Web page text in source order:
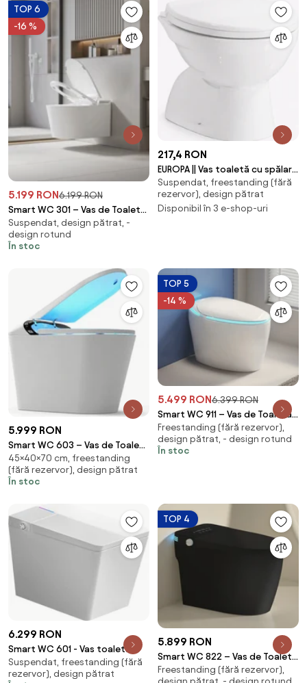
TOP 6
-16 %
5.199 RON6.199 RON
Smart WC 301 – Vas de Toaletă
Inteligent cu Bideu, Sterilizare
UV, Deschidere/Închidere
automată, Senzor picior,
Temperaturii, Uscare aer cald,
Iluminare de noapte, Afișaj LED,
Telecomandă, Ceramică, Alb
Suspendat, design pătrat, -
design rotund
În stoc
217,4 RON
EUROPA || Vas toaletă cu spălare
adâncă, ceramică, alb,
evacuare verticală
Suspendat, freestanding (fără
rezervor), design pătrat
Disponibil în 3 e-shop-uri
5.999 RON
Smart WC 603 – Vas de Toaletă
Inteligent cu Funcție Bideu
Integrată, Deschidere
Automată, Spălare Automată,
Dezinfectare UV, Încălzire
Colac, Telecomandă, Ecran LED,
Ceramica, Alb
45×40×70 cm, freestanding
(fără rezervor), design pătrat
În stoc
TOP 5
-14 %
5.499 RON6.399 RON
Smart WC 911 – Vas de Toaletă
Inteligent cu Bideu, Sterilizare
UV, Deschidere/Închidere
automată, Senzor picior,
Telecomandă, Ceramică, Alb
Freestanding (fără rezervor),
design pătrat, - design rotund
În stoc
6.299 RON
Smart WC 601 - Vas toaletă
inteligentă cu Bideu Integrat,
Rezervor Independent de Apă,
Suspendat, freestanding (fără
rezervor), design pătrat
TOP 4
5.899 RON
Smart WC 822 – Vas de Toaletă
Inteligent cu Bideu, Sterilizare
Freestanding (fără rezervor),